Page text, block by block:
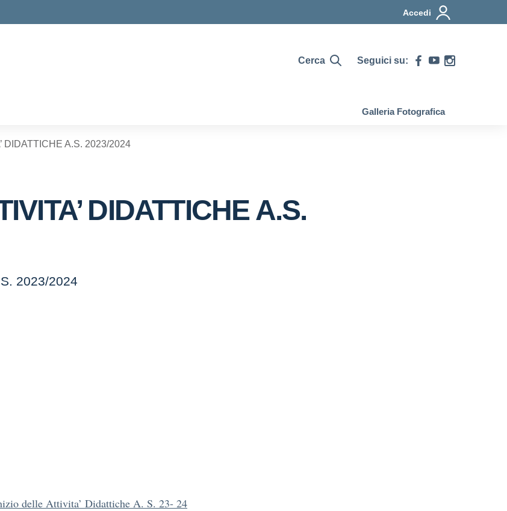
Accedi
Cerca Seguici su:
Galleria Fotografica
DIDATTICHE A.S. 2023/2024
DIDATTICHE A.S.
2023/2024
delle Attivita’ Didattiche A. S. 23- 24